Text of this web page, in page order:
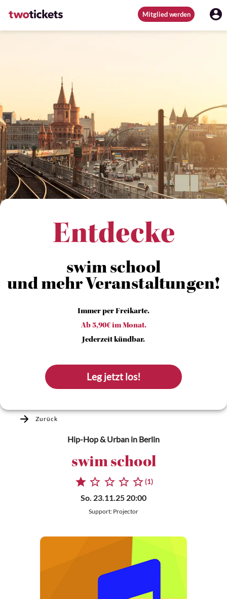
Mitglied werden
Entdecke
swim school
und mehr Veranstaltungen!
Immer per Freikarte.
Ab 5,90€ im Monat.
Jederzeit kündbar.
Leg jetzt los!
Zurück
Hip-Hop & Urban in Berlin
swim school
(1)
So. 23.11.25 20:00
Support: Projector